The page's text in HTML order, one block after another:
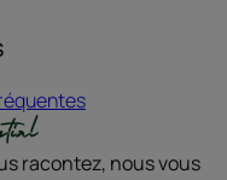
racontez, nous vous